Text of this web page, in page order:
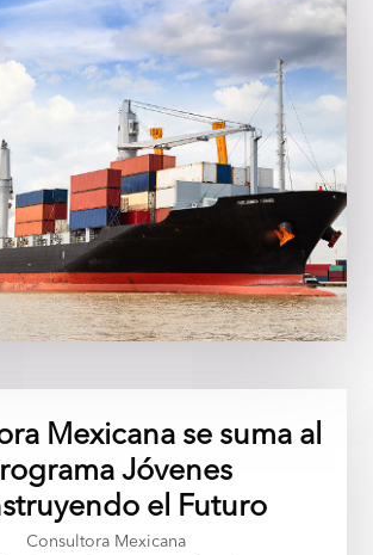
Mexicana se suma al
Jóvenes
el Futuro
Consultora Mexicana